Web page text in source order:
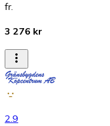
fr.
3 276 kr
2.9